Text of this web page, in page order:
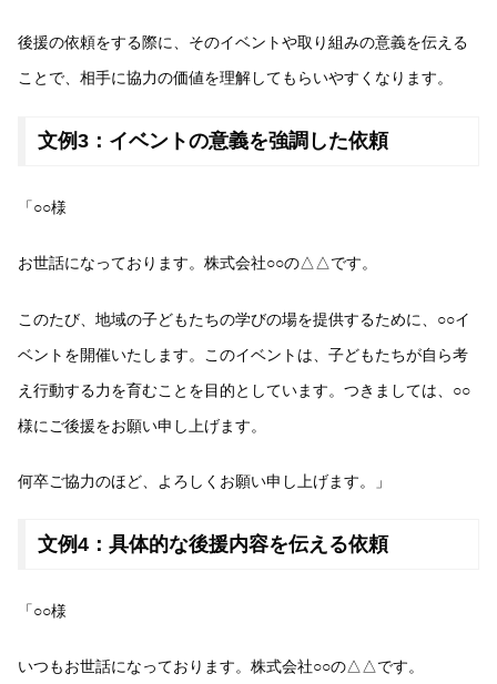
後援の依頼をする際に、そのイベントや取り組みの意義を伝える
ことで、相手に協力の価値を理解してもらいやすくなります。
文例3：イベントの意義を強調した依頼
「○○様
お世話になっております。株式会社○○の△△です。
このたび、地域の子どもたちの学びの場を提供するために、○○イ
ベントを開催いたします。このイベントは、子どもたちが自ら考
え行動する力を育むことを目的としています。つきましては、○○
様にご後援をお願い申し上げます。
何卒ご協力のほど、よろしくお願い申し上げます。」
文例4：具体的な後援内容を伝える依頼
「○○様
いつもお世話になっております。株式会社○○の△△です。